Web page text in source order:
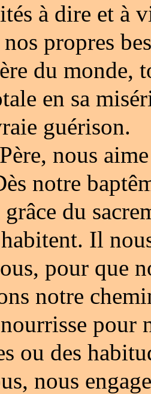
à dire et à
propres
du monde,
en sa
guérison.
nous
notre
du
Il
pour que
notre
pour
ou des
nous